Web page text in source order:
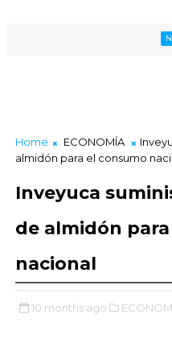
Home ECONOMÍA
almidón para el consumo
Inveyuca
de almidón
nacional
10 months ago